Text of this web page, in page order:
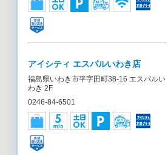
アイシティ エスパルいわき店
福島県いわき市平字田町38-16 エスパルい
わき 2F
0246-84-6501